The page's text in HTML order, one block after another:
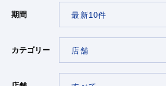
期間
カテゴリー